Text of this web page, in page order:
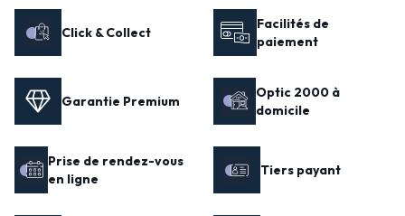
Click & Collect
Facilités de
paiement
Garantie Premium
Optic 2000 à
domicile
Prise de rendez-vous
en ligne
Tiers payant